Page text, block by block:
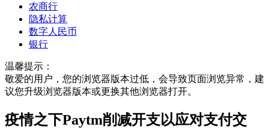
农商行
隐私计算
数字人民币
银行
温馨提示：
敬爱的用户，您的浏览器版本过低，会导致页面浏览异常，建
议您升级浏览器版本或更换其他浏览器打开。
疫情之下Paytm削减开支以应对支付交